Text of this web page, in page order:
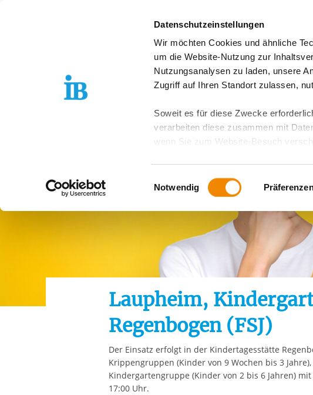
Datenschutzeinstellungen
Wir möchten Cookies und ähnliche
um die Website-Nutzung zur
Nutzungsanalysen zu laden, unsere
Zugriff auf Ihren Standort zulassen,
Soweit es für diese Zwecke
verarbeiten diese zusammen mit
wenn Sie zum Website-Besuch
ausgeschlossen werden. Dort ist
zusätzlichen Risiken für Ihre Daten
Weitere Details finden Sie in unseren
Sie möchten, dass alle Website-
Kategorien auswählen. Sie können
Zwecke entscheiden und Ihre erteilte
Ihre etwaige Einwilligung erstreckt
aufgrund berechtigter Interessen und
Einwilligungsauswahl
Notwendig
Freiwilligendienst Deutschland
Laupheim,
Regenbogen (FSJ)
Der Einsatz erfolgt in der Kindertagesstätte
Krippengruppen (Kinder von 9 Wochen bis 3
Kindergartengruppe (Kinder von 2 bis 6 Jahren)
17:00 Uhr.